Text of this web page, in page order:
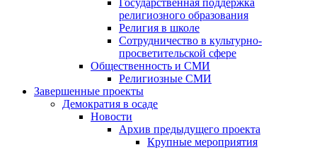
Государственная поддержка
религиозного образования
Религия в школе
Сотрудничество в культурно-
просветительской сфере
Общественность и СМИ
Религиозные СМИ
Завершенные проекты
Демократия в осаде
Новости
Архив предыдущего проекта
Крупные мероприятия